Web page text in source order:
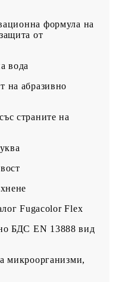
формула на
от
вода
на абразивно
страните на
Fugacolor Flex
БДС EN 13888 вид
микроорганизми,